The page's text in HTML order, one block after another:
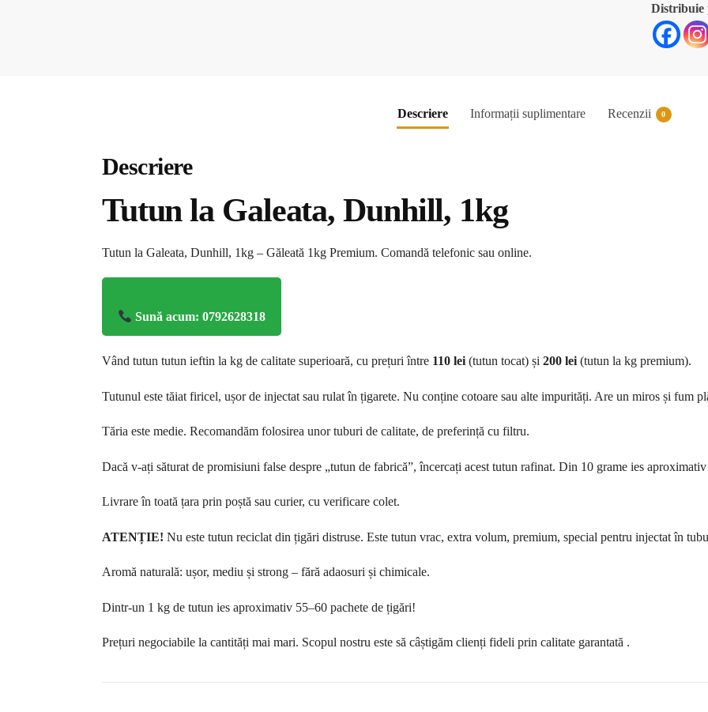
Distribuie
Descriere Informații suplimentare Recenzii 0
Descriere
Tutun la Galeata, Dunhill, 1kg
Tutun la Galeata, Dunhill, 1kg – Găleată 1kg Premium. Comandă telefonic sau online.
Sună acum: 0792628318
Vând tutun tutun ieftin la kg de calitate superioară, cu prețuri între 110 lei(tutun tocat) și 200 lei(tutun la kg premium).
Tutunul este tăiat firicel, ușor de injectat sau rulat în țigarete. Nu conține cotoare sau alte impurități. Are un miros și fum
Tăria este medie. Recomandăm folosirea unor tuburi de calitate, de preferință cu filtru.
Dacă v-ați săturat de promisiuni false despre „tutun de fabrică”, încercați acest tutun rafinat. Din 10 grame ies
Livrare în toată țara prin poștă sau curier, cu verificare colet.
ATENȚIE! Nu este tutun reciclat din țigări distruse. Este tutun vrac, extra volum, premium, special pentru injectat în
Aromă naturală: ușor, mediu și strong – fără adaosuri și chimicale.
Dintr-un 1 kg de tutun ies aproximativ 55–60 pachete de țigări!
Prețuri negociabile la cantități mai mari. Scopul nostru este să câștigăm clienți fideli prin calitate garantată .